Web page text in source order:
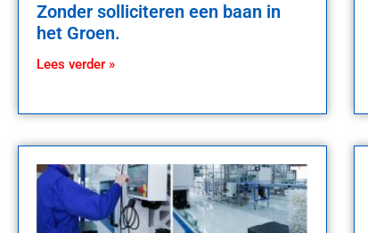
Zonder solliciteren een baan in
het Groen.
Lees verder »